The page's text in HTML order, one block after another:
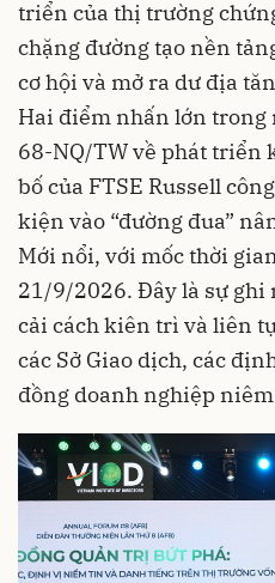
triển của thị trường
chặng đường tạo nền
cơ hội và mở ra dư địa
Hai điểm nhấn lớn trong
68-NQ/TW về phát triển
bố của FTSE Russell
kiện vào “đường đua”
Mới nổi, với mốc thời
21/9/2026. Đây là sự
cải cách kiên trì và liên
các Sở Giao dịch, các
đồng doanh nghiệp